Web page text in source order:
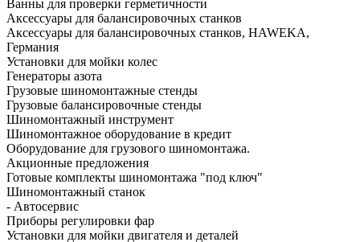
Ванны для проверки герметичности
Аксессуары для балансировочных станков
Аксессуары для балансировочных станков, HAWEKA,
Германия
Установки для мойки колес
Генераторы азота
Грузовые шиномонтажные стенды
Грузовые балансировочные стенды
Шиномонтажный инструмент
Шиномонтажное оборудование в кредит
Оборудование для грузового шиномонтажа.
Акционные предложения
Готовые комплекты шиномонтажа "под ключ"
Шиномонтажный станок
- Автосервис
Приборы регулировки фар
Установки для мойки двигателя и деталей